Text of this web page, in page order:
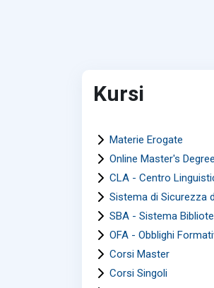
Kursi
Materie Erogate
Online Master's
CLA - Centro
Sistema di Sicurezza
SBA - Sistema
OFA - Obblighi
Corsi Master
Corsi Singoli